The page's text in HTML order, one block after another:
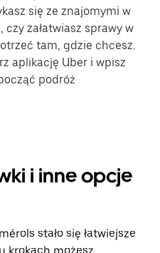
się ze znajomymi w
załatwiasz sprawy w
tam, gdzie chcesz.
aplikację Uber i wpisz
podróż
i inne opcje
stało się łatwiejsze